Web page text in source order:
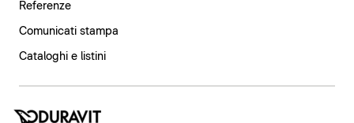
Referenze
Comunicati stampa
Cataloghi e listini